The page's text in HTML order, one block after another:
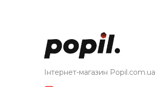
Інтернет-магазин Popil.com.ua